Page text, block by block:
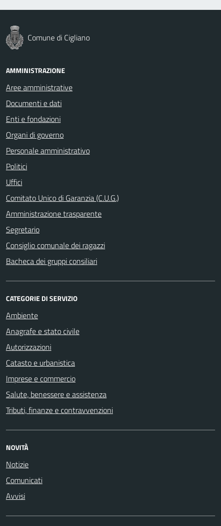
Comune di Cigliano
AMMINISTRAZIONE
Aree amministrative
Documenti e dati
Enti e fondazioni
Organi di governo
Personale amministrativo
Politici
Uffici
Comitato Unico di Garanzia (C.U.G.)
Amministrazione trasparente
Segretario
Consiglio comunale dei ragazzi
Bacheca dei gruppi consiliari
CATEGORIE DI SERVIZIO
Ambiente
Anagrafe e stato civile
Autorizzazioni
Catasto e urbanistica
Imprese e commercio
Salute, benessere e assistenza
Tributi, finanze e contravvenzioni
NOVITÀ
Notizie
Comunicati
Avvisi